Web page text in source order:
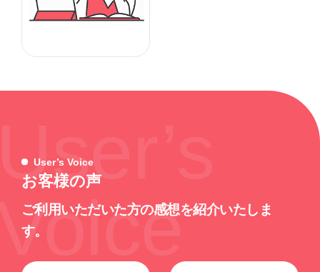
User’s Voice
お客様の声
ご利用いただいた方の感想を紹介いたしま
す。